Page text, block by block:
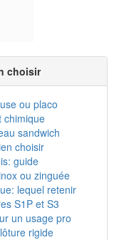
choisir
ou placo
chimique
sandwich
choisir
guide
ou zinguée
lequel retenir
S1P et S3
un usage pro
rigide